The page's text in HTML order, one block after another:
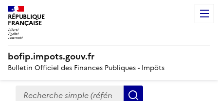
RÉPUBLIQUE
FRANÇAISE
bofip.impots.gouv.fr
Bulletin Officiel des Finances Publiques - Impôts
Formulaire
Recherche simple (références, mots clés, partie du